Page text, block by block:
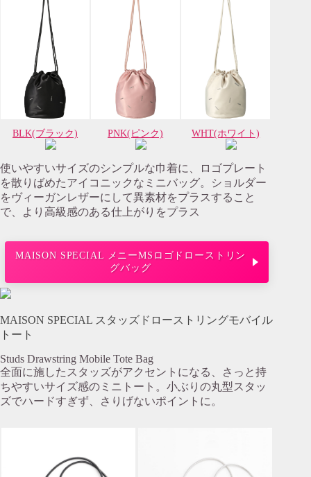
BLK(ブラック) PNK(ピンク) WHT(ホワイト)
使いやすいサイズのシンプルな巾着に、ロゴプレート
を散りばめたアイコニックなミニバッグ。ショルダー
をヴィーガンレザーにして異素材をプラスすること
で、より高級感のある仕上がりをプラス
MAISON SPECIAL メニーMSロゴドローストリン
グバッグ
MAISON SPECIAL スタッズドローストリングモバイル
トート
Studs Drawstring Mobile Tote Bag
全面に施したスタッズがアクセントになる、さっと持
ちやすいサイズ感のミニトート。小ぶりの丸型スタッ
ズでハードすぎず、さりげないポイントに。